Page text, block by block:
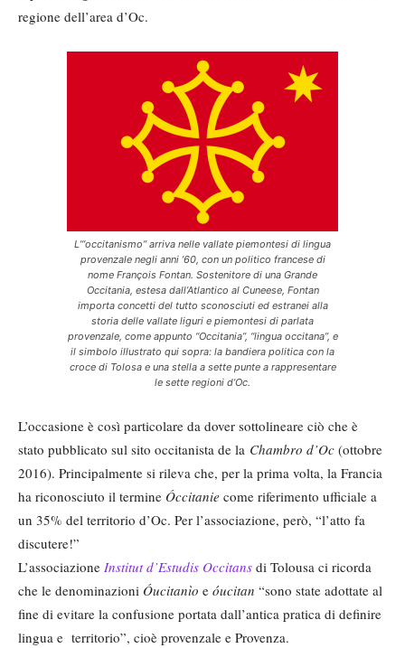
regione dell’area d’Oc.
L’“occitanismo” arriva nelle vallate piemontesi di lingua
provenzale negli anni ’60, con un politico francese di
nome François Fontan. Sostenitore di una Grande
Occitania, estesa dall’Atlantico al Cuneese, Fontan
importa concetti del tutto sconosciuti ed estranei alla
storia delle vallate liguri e piemontesi di parlata
provenzale, come appunto “Occitania”, “lingua occitana”, e
il simbolo illustrato qui sopra: la bandiera politica con la
croce di Tolosa e una stella a sette punte a rappresentare
le sette regioni d’Oc.
L’occasione è così particolare da dover sottolineare ciò che è
stato pubblicato sul sito occitanista de la Chambro d’Oc (ottobre
2016). Principalmente si rileva che, per la prima volta, la Francia
ha riconosciuto il termine Óccitanie come riferimento ufficiale a
un 35% del territorio d’Oc. Per l’associazione, però, “l’atto fa
discutere!”
L’associazione Institut d’Estudis Occitans di Tolousa ci ricorda
che le denominazioni Óucitanìo e óucitan “sono state adottate al
fine di evitare la confusione portata dall’antica pratica di definire
lingua e territorio”, cioè provenzale e Provenza.